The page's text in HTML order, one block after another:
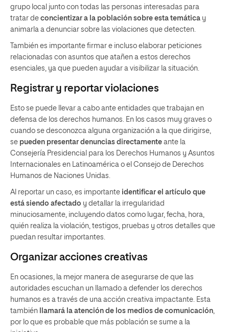
grupo local junto con todas las personas interesadas para
tratar de concientizar a la población sobre esta temática y
animarla a denunciar sobre las violaciones que detecten.
También es importante firmar e incluso elaborar peticiones
relacionadas con asuntos que atañen a estos derechos
esenciales, ya que pueden ayudar a visibilizar la situación.
Registrar y reportar violaciones
Esto se puede llevar a cabo ante entidades que trabajan en
defensa de los derechos humanos. En los casos muy graves o
cuando se desconozca alguna organización a la que dirigirse,
se pueden presentar denuncias directamente ante la
Consejería Presidencial para los Derechos Humanos y Asuntos
Internacionales en Latinoamérica o el Consejo de Derechos
Humanos de Naciones Unidas.
Al reportar un caso, es importante identificar el artículo que
está siendo afectado y detallar la irregularidad
minuciosamente, incluyendo datos como lugar, fecha, hora,
quién realiza la violación, testigos, pruebas y otros detalles que
puedan resultar importantes.
Organizar acciones creativas
En ocasiones, la mejor manera de asegurarse de que las
autoridades escuchan un llamado a defender los derechos
humanos es a través de una acción creativa impactante. Esta
también
llamará la atención de los medios de comunicación,
por lo que es probable que más población se sume a la